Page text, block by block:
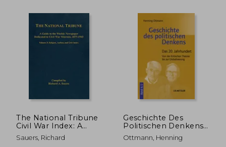
The National Tribune
Civil War Index: A
Guide to the Weekly
Newspaper
Sauers, Richard
Geschichte Des
Politischen Denkens:
Band 4.2: Das 20.
Jahrhundert. Von Der
Ottmann, Henning